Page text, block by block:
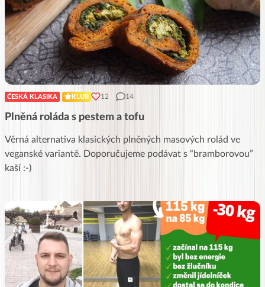
ČESKÁ KLASIKA KLUB 12 14
Plněná roláda s pestem a tofu
Věrná alternativa klasických plněných masových rolád ve
veganské variantě. Doporučujeme podávat s “bramborovou”
kaší :-)